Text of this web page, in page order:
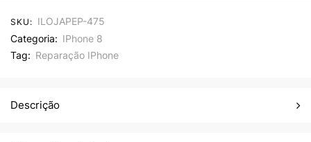
SKU: ILOJAPEP-475
Categoria: IPhone 8
Tag: Reparação IPhone
Descrição